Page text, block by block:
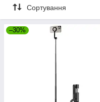
Сортування
–30%